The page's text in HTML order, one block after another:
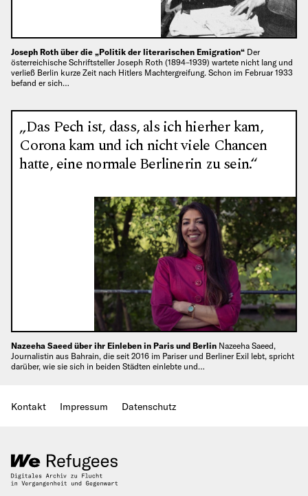
Joseph Roth über die „Politik der literarischen Emigration“ Der
österreichische Schriftsteller Joseph Roth (1894–1939) wartete nicht lang und
verließ Berlin kurze Zeit nach Hitlers Machtergreifung. Schon im Februar 1933
befand er sich…
„Das Pech ist, dass, als ich hierher kam,
Corona kam und ich nicht viele Chancen
hatte, eine normale Berlinerin zu sein.“
Nazeeha Saeed über ihr Einleben in Paris und Berlin Nazeeha Saeed,
Journalistin aus Bahrain, die seit 2016 im Pariser und Berliner Exil lebt, spricht
darüber, wie sie sich in beiden Städten einlebte und…
Kontakt Impressum Datenschutz